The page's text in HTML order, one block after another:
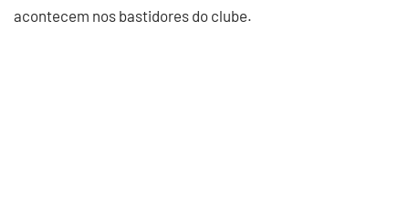
acontecem nos bastidores do clube.